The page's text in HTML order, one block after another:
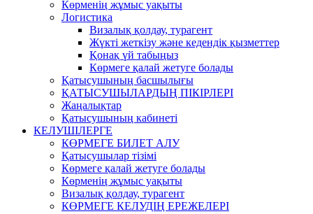
Көрменің жұмыс уақыты
Логистика
Визалық қолдау, турагент
Жүкті жеткізу және кедендік қызметтер
Қонақ үй табыңыз
Көрмеге қалай жетуге болады
Қатысушының басшылығы
ҚАТЫСУШЫЛАРДЫҢ ПІКІРЛЕРІ
Жаңалықтар
Қатысушының кабинеті
КЕЛУШІЛЕРГЕ
КӨРМЕГЕ БИЛЕТ АЛУ
Қатысушылар тізімі
Көрмеге қалай жетуге болады
Көрменің жұмыс уақыты
Визалық қолдау, турагент
КӨРМЕГЕ КЕЛУДІҢ ЕРЕЖЕЛЕРІ